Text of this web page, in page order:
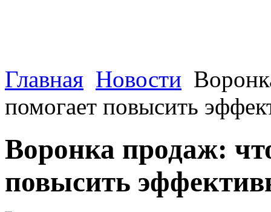
Главная Новости
помогает повысить
Воронка продаж:
повысить